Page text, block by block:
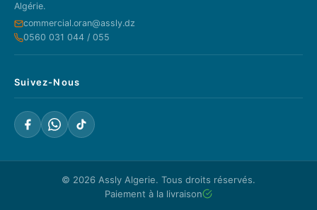
Algérie.
commercial.oran@assly.dz
0560 031 044 / 055
Suivez-Nous
© 2026 Assly Algerie. Tous droits réservés.
Paiement à la livraison